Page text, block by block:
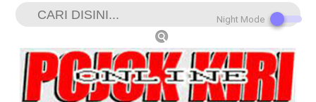
Night Mode